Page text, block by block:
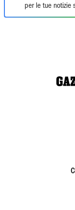
per le tue notizie